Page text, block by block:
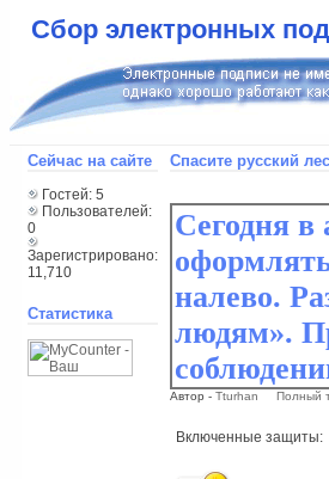
Сбор электронных
Сейчас на сайте
Гостей: 5
Пользователей:
0
Зарегистрировано:
11,710
Статистика
Спасите русский
Автор - Tturhan Полный
Включенные защиты: